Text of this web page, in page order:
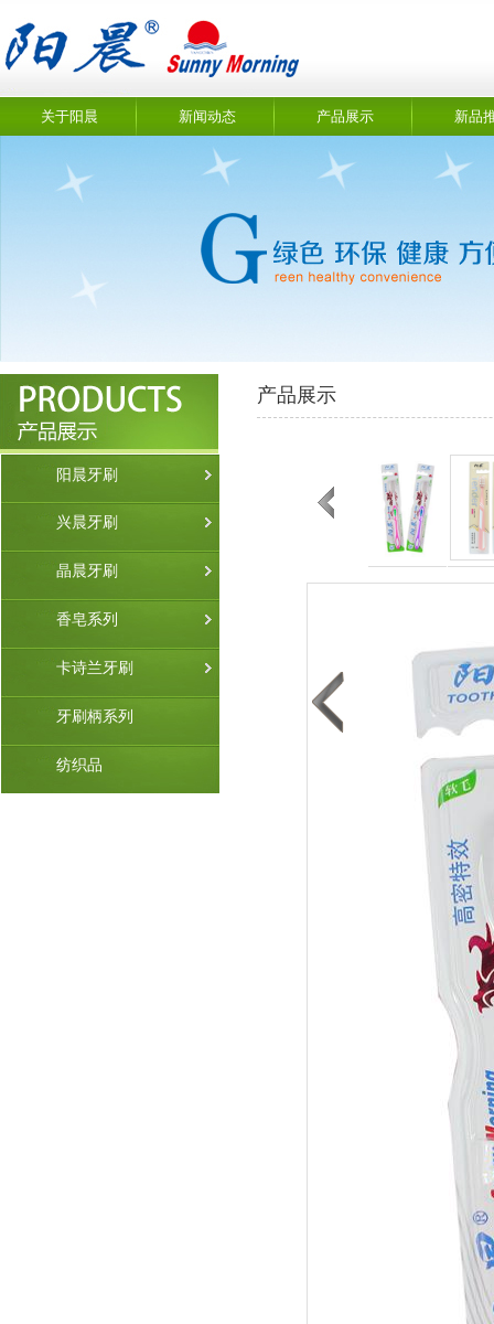
关于阳晨 新闻动态 产品展示 新品
阳晨牙刷
兴晨牙刷
晶晨牙刷
香皂系列
卡诗兰牙刷
牙刷柄系列
纺织品
产品展示